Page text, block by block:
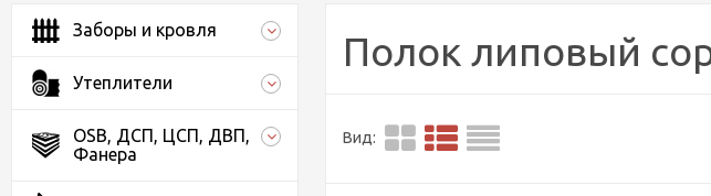
Заборы и кровля
Утеплители
OSB, ДСП, ЦСП, ДВП,
Фанера
Полок липовый
Вид: